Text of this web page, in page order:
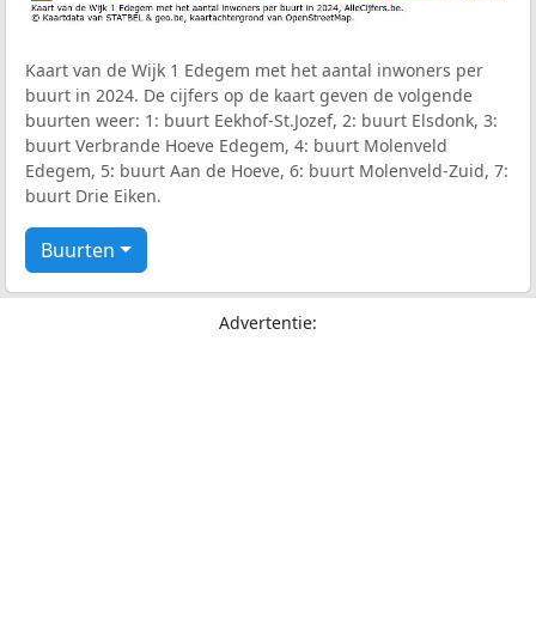
Kaart van de Wijk 1 Edegem met het aantal inwoners per
buurt in 2024. De cijfers op de kaart geven de volgende
buurten weer: 1: buurt Eekhof-St.Jozef, 2: buurt Elsdonk, 3:
buurt Verbrande Hoeve Edegem, 4: buurt Molenveld
Edegem, 5: buurt Aan de Hoeve, 6: buurt Molenveld-Zuid, 7:
buurt Drie Eiken.
Buurten
Advertentie: